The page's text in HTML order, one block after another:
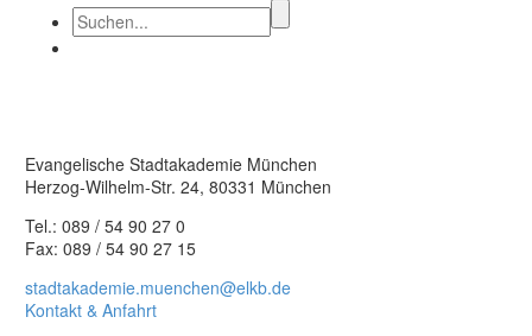
Evangelische Stadtakademie München
Herzog-Wilhelm-Str. 24, 80331 München
Tel.: 089 / 54 90 27 0
Fax: 089 / 54 90 27 15
stadtakademie.muenchen@elkb.de
Kontakt & Anfahrt